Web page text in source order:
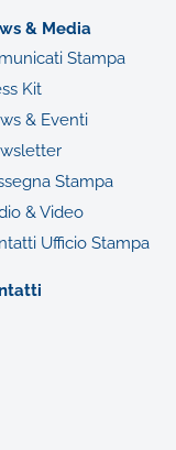
& Media
Stampa
Kit
& Eventi
Stampa
& Video
Ufficio Stampa